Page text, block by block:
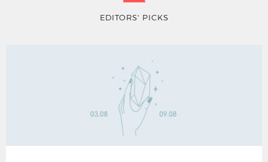
EDITORS' PICKS